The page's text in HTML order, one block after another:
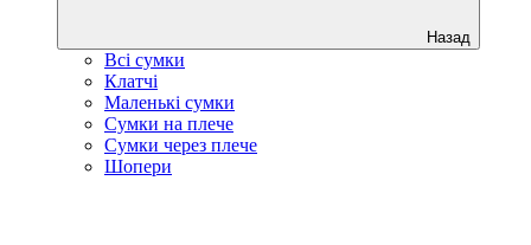
Назад
Всі сумки
Клатчі
Маленькі сумки
Сумки на плече
Сумки через плече
Шопери